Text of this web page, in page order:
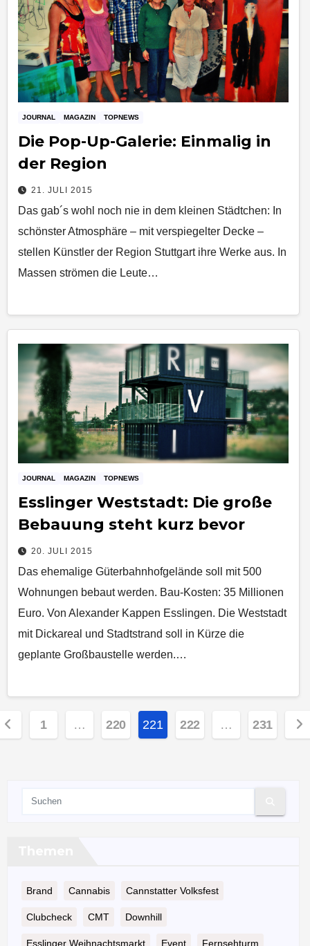
JOURNAL MAGAZIN TOPNEWS
Die Pop-Up-Galerie: Einmalig in
der Region
21. JULI 2015
Das gab´s wohl noch nie in dem kleinen Städtchen: In
schönster Atmosphäre – mit verspiegelter Decke –
stellen Künstler der Region Stuttgart ihre Werke aus. In
Massen strömen die Leute…
JOURNAL MAGAZIN TOPNEWS
Esslinger Weststadt: Die große
Bebauung steht kurz bevor
20. JULI 2015
Das ehemalige Güterbahnhofgelände soll mit 500
Wohnungen bebaut werden. Bau-Kosten: 35 Millionen
Euro. Von Alexander Kappen Esslingen. Die Weststadt
mit Dickareal und Stadtstrand soll in Kürze die
geplante Großbaustelle werden.…
1 … 220 221 222 … 231
Brand Cannabis Cannstatter Volksfest
Clubcheck CMT Downhill
Esslinger Weihnachtsmarkt Event Fernsehturm